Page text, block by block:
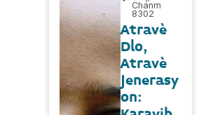
Chanm
8302
Atravè
Dlo,
Atravè
Jenerasy
on: